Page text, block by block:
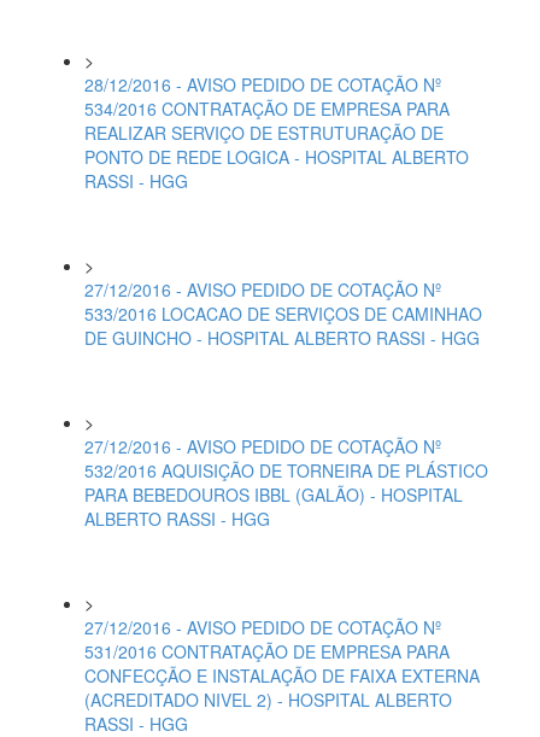
>
28/12/2016 - AVISO PEDIDO DE COTAÇÃO Nº
534/2016 CONTRATAÇÃO DE EMPRESA PARA
REALIZAR SERVIÇO DE ESTRUTURAÇÃO DE
PONTO DE REDE LOGICA - HOSPITAL ALBERTO
RASSI - HGG
>
27/12/2016 - AVISO PEDIDO DE COTAÇÃO Nº
533/2016 LOCACAO DE SERVIÇOS DE CAMINHAO
DE GUINCHO - HOSPITAL ALBERTO RASSI - HGG
>
27/12/2016 - AVISO PEDIDO DE COTAÇÃO Nº
532/2016 AQUISIÇÃO DE TORNEIRA DE PLÁSTICO
PARA BEBEDOUROS IBBL (GALÃO) - HOSPITAL
ALBERTO RASSI - HGG
>
27/12/2016 - AVISO PEDIDO DE COTAÇÃO Nº
531/2016 CONTRATAÇÃO DE EMPRESA PARA
CONFECÇÃO E INSTALAÇÃO DE FAIXA EXTERNA
(ACREDITADO NIVEL 2) - HOSPITAL ALBERTO
RASSI - HGG